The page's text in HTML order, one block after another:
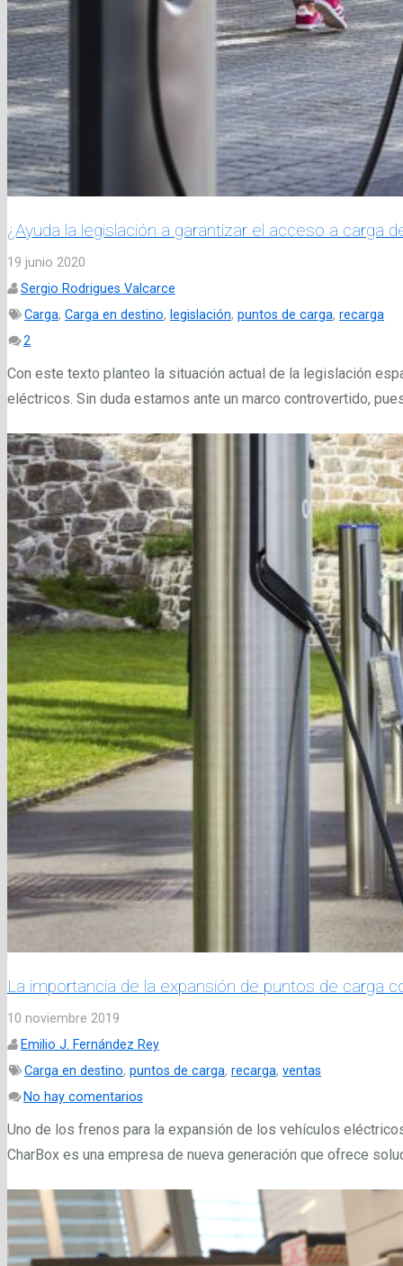
¿Ayuda la legislación a garantizar el acceso a carga
19 junio 2020
Sergio Rodrigues Valcarce
Carga, Carga en destino, legislación, puntos de carga, recarga
2
Con este texto planteo la situación actual de la legislación
eléctricos. Sin duda estamos ante un marco controvertido,
La importancia de la expansión de puntos de carga
10 noviembre 2019
Emilio J. Fernández Rey
Carga en destino, puntos de carga, recarga, ventas
No hay comentarios
Uno de los frenos para la expansión de los vehículos
CharBox es una empresa de nueva generación que ofrece